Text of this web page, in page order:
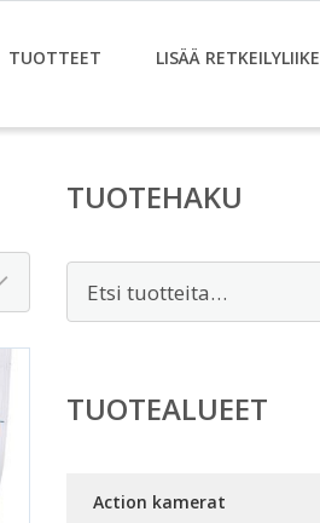
TUOTTEET LISÄÄ RETKEILYLIIKE
TUOTEHAKU
TUOTEALUEET
Action kamerat